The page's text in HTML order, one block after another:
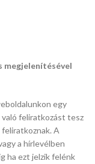
megjelenítésével
egy
feliratkozást tesz
A
a hírlevélben
ha ezt jelzik felénk